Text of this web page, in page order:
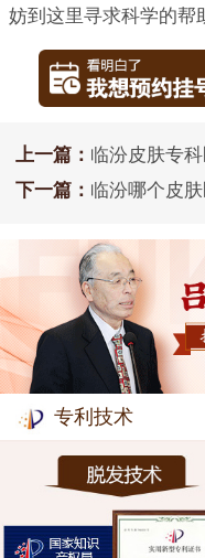
妨到这里寻求科学的帮
上一篇： 临汾皮肤专
下一篇： 临汾哪个皮
专利技术